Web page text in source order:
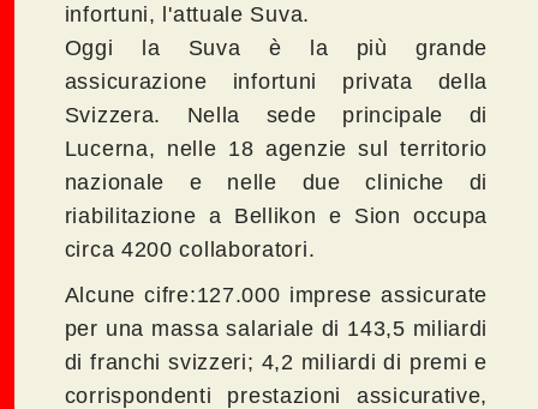
infortuni, l'attuale Suva.
Oggi la Suva è la più grande
assicurazione infortuni privata della
Svizzera. Nella sede principale di
Lucerna, nelle 18 agenzie sul territorio
nazionale e nelle due cliniche di
riabilitazione a Bellikon e Sion occupa
circa 4200 collaboratori.
Alcune cifre:127.000 imprese assicurate
per una massa salariale di 143,5 miliardi
di franchi svizzeri; 4,2 miliardi di premi e
corrispondenti prestazioni assicurative,